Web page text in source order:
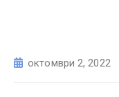
октомври 2, 2022